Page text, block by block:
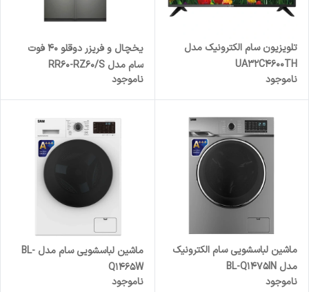
تلویزیون سام الکترونیک مدل
UA32C4600TH
ناموجود
یخچال و فریزر دوقلو 40 فوت
سام مدل RR60-RZ60/S
ناموجود
ماشین لباسشویی سام الکترونیک
مدل BL-Q1475IN
ناموجود
ماشین لباسشویی سام مدل BL-
Q1465W
ناموجود